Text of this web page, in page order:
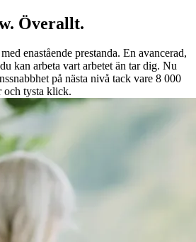
Överallt.
enastående prestanda. En avancerad,
kan arbeta vart arbetet än tar dig. Nu
på nästa nivå tack vare 8 000
och tysta klick.